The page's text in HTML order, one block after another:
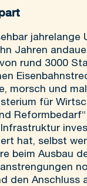
Jahren
rund 3000
morsch und
für
hat, selbst
beim Ausbau
den Anschluss